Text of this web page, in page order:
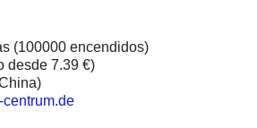
(100000 encendidos)
desde 7.39 €)